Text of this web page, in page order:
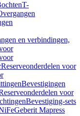
T-
en verbindingen,
Reserveonderdelen voor
Bevestigingen
voor
Bevestiging-sets
Geberit Mapress